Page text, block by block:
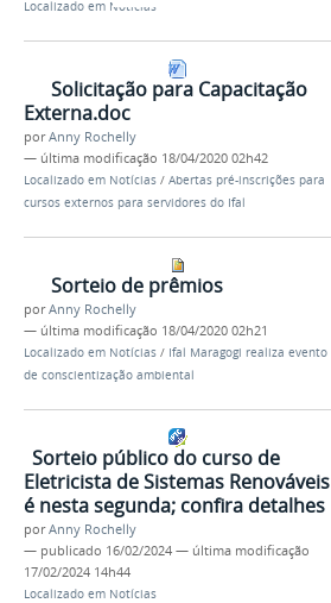
Localizado em Notícias
Solicitação para Capacitação
Externa.doc
porAnny Rochelly
— última modificação 18/04/2020 02h42
Localizado em Notícias / Abertas pré-inscrições para
cursos externos para servidores do Ifal
Sorteio de prêmios
porAnny Rochelly
— última modificação 18/04/2020 02h21
Localizado em Notícias / Ifal Maragogi realiza evento
de conscientização ambiental
Sorteio público do curso de
Eletricista de Sistemas Renováveis
é nesta segunda; confira detalhes
porAnny Rochelly
— publicado 16/02/2024 — última modificação
17/02/2024 14h44
Localizado em Notícias